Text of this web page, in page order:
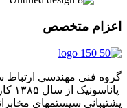
اعزام متخصص
گروه فنی مهندسی ارتباط
پشتیبانی سیستمهای